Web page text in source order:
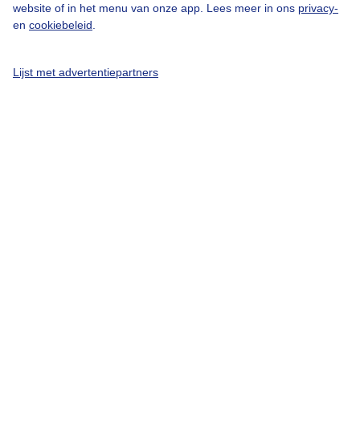
website of in het menu van onze app. Lees meer in ons privacy-
en cookiebeleid
Lijst met advertentiepartners